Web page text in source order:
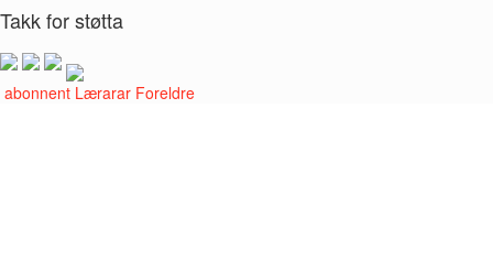
Takk for støtta
abonnent Lærarar Foreldre